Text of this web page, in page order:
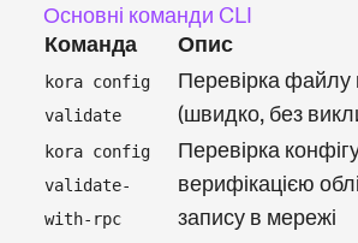
Основні команди CLI
Команда
Опис
kora config
validate
Перевірка файлу
(швидко, без
kora config
validate-
with-rpc
Перевірка
верифікацією
запису в мережі